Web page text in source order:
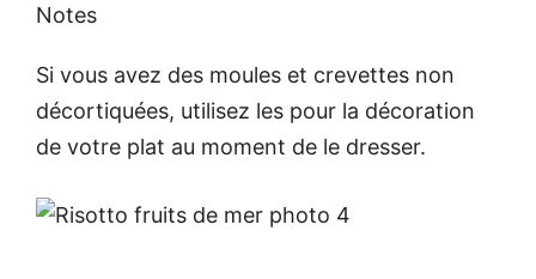
Notes
Si vous avez des moules et crevettes non
décortiquées, utilisez les pour la décoration
de votre plat au moment de le dresser.